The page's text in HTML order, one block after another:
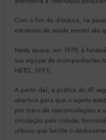
Com o fim da ditadura, na
estruturas de saúde mental são
Nesta época, em 1979, é
sua equipe de acompanhantes
NETO, 1991).
A partir daí, a prática do AT
abertura para que o sujeito
por meio de reacomodações e
circulação pela cidade,
urbano que facilite o